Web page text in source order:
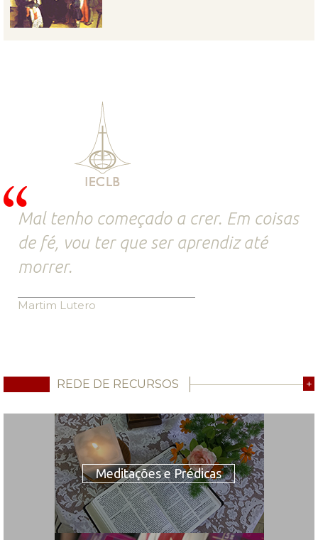
Mal tenho começado a crer. Em coisas
de fé, vou ter que ser aprendiz até
morrer.
Martim Lutero
REDE DE RECURSOS +
Meditações e Prédicas